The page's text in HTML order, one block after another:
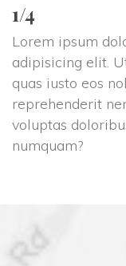
1/4
Lorem ipsum
adipisicing elit.
quas iusto eos
reprehenderit
voluptas
numquam?